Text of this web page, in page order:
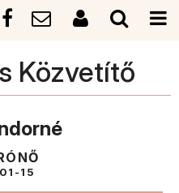
Közvetítő
15